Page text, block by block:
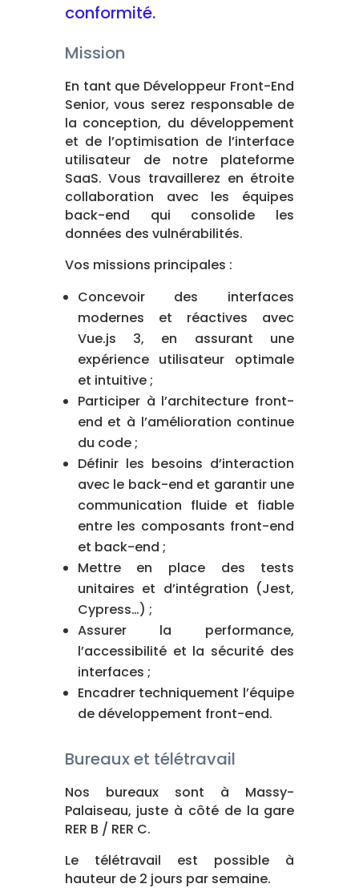
conformité.
Mission
En tant que Développeur Front-End
Senior, vous serez responsable de
la conception, du développement
et de l’optimisation de l’interface
utilisateur de notre plateforme
SaaS. Vous travaillerez en étroite
collaboration avec les équipes
back-end qui consolide les
données des vulnérabilités.
Vos missions principales :
Concevoir des interfaces
modernes et réactives avec
Vue.js 3, en assurant une
expérience utilisateur optimale
et intuitive ;
Participer à l’architecture front-
end et à l’amélioration continue
du code ;
Définir les besoins d’interaction
avec le back-end et garantir une
communication fluide et fiable
entre les composants front-end
et back-end ;
Mettre en place des tests
unitaires et d’intégration (Jest,
Cypress…) ;
Assurer la performance,
l’accessibilité et la sécurité des
interfaces ;
Encadrer techniquement l’équipe
de développement front-end.
Bureaux et télétravail
Nos bureaux sont à Massy-
Palaiseau, juste à côté de la gare
RER B / RER C.
Le télétravail est possible à
hauteur de 2 jours par semaine.